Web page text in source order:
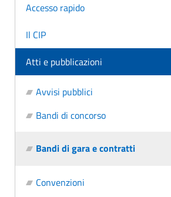
Accesso rapido
Il CIP
Atti e pubblicazioni
Avvisi pubblici
Bandi di concorso
Bandi di gara e contratti
Convenzioni